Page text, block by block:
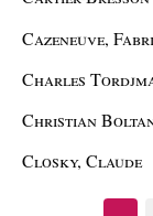
Cazeneuve,
Charles
Christian
Closky, Claude